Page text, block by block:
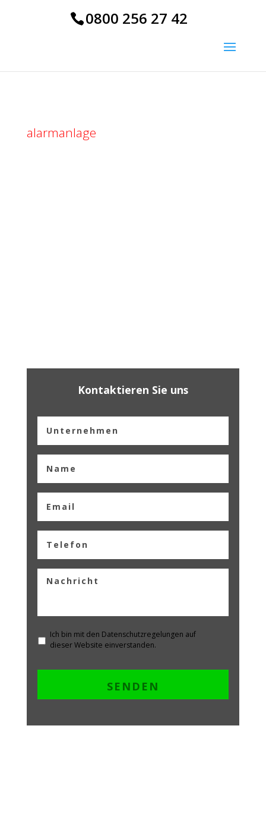
0800 256 27 42
alarmanlage
Kontaktieren Sie uns
Ich bin mit den Datenschutzregelungen auf
dieser Website einverstanden.